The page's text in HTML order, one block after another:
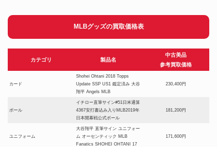
MLBグッズの買取価格表
カテゴリ 製品名
中古美品
参考買取価格
カード
Shohei Ohtani 2018 Topps
Update SSP US1 鑑定済み 大谷
翔平 Angels MLB
230,400円
ボール
イチロー直筆サイン#51日米通算
4367安打書込み入りMLB2019年
日本開幕戦公式ボール
181,200円
ユニフォーム
大谷翔平 直筆サイン ユニフォー
ム オーセンティック MLB
Fanatics SHOHEI OHTANI 17
171,600円